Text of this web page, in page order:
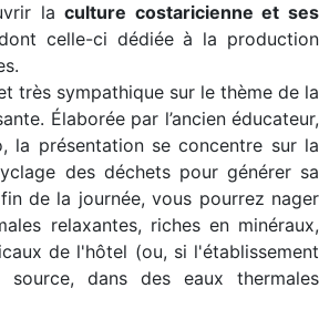
laculture costaricienne et ses
celle-ci dédiée à la production
très sympathique sur le thème de la
Élaborée par l’ancien éducateur,
la présentation se concentre sur la
des déchets pour générer sa
de la journée, vous pourrez nager
relaxantes, riches en minéraux,
de l'hôtel (ou, si l'établissement
dans des eaux thermales